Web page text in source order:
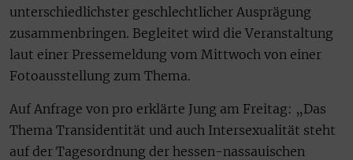
unterschiedlichster geschlechtlicher Ausprägung
zusammenbringen. Begleitet wird die Veranstaltung
laut einer Pressemeldung vom Mittwoch von einer
Fotoausstellung zum Thema.
Auf Anfrage von pro erklärte Jung am Freitag: „Das
Thema Transidentität und auch Intersexualität steht
auf der Tagesordnung der hessen-nassauischen